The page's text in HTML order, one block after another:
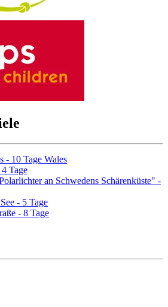
- 10 Tage Wales
Tage
an Schwedens Schärenküste" -
- 5 Tage
- 8 Tage